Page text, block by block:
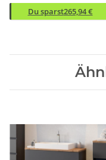
Du sparst265,94 €